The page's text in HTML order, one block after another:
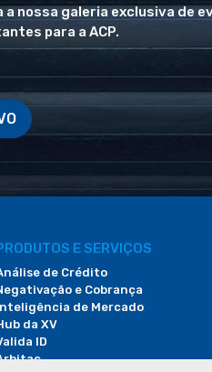
a nossa galeria exclusiva de
para a ACP.
E SERVIÇOS
de Crédito
e Cobrança
de Mercado
da XV
ID